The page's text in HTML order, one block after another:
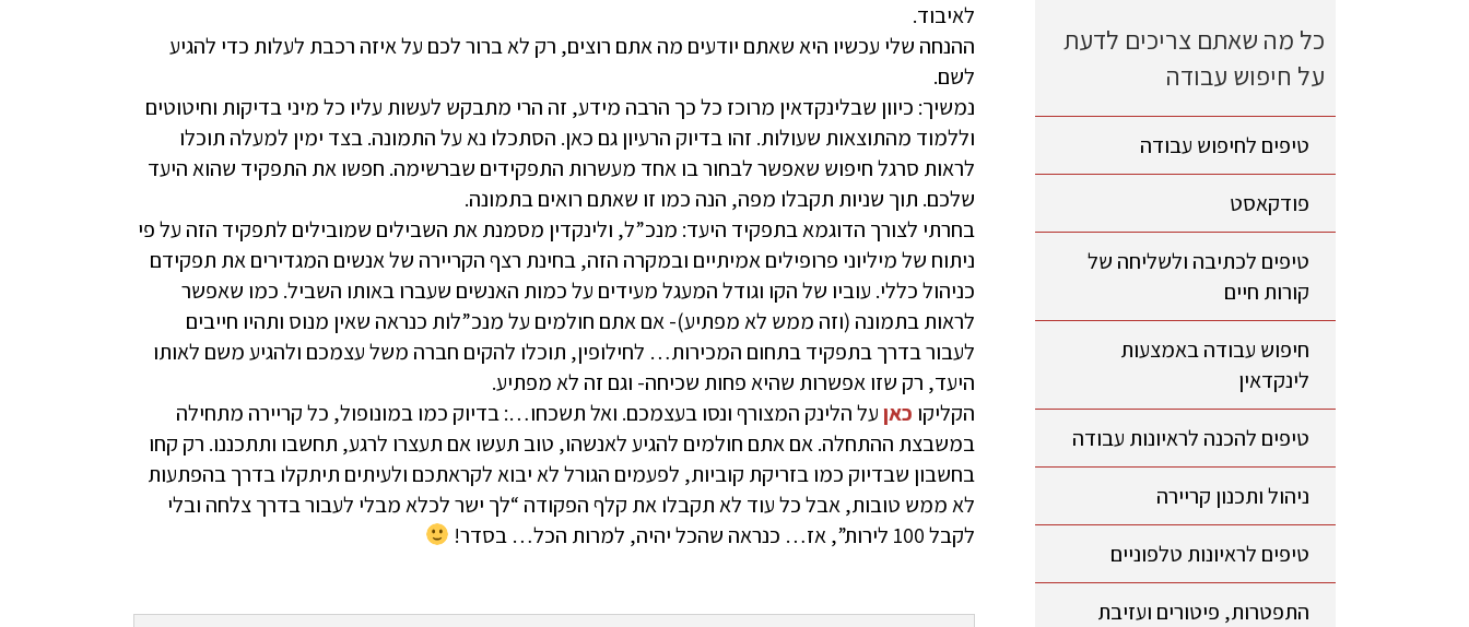
לאיבוד.
ההנחה שלי עכשיו היא שאתם יודעים מה אתם רוצים, רק לא ברור לכם על איזה רכבת לעלות כדי להגיע
לשם.
נמשיך: כיוון שבלינקדאין מרוכז כל כך הרבה מידע, זה הרי מתבקש לעשות עליו כל מיני בדיקות וחיטוטים
וללמוד מהתוצאות שעולות. זהו בדיוק הרעיון גם כאן. הסתכלו נא על התמונה. בצד ימין למעלה תוכלו
לראות סרגל חיפוש שאפשר לבחור בו אחד מעשרות התפקידים שברשימה. חפשו את התפקיד שהוא היעד
שלכם. תוך שניות תקבלו מפה, הנה כמו זו שאתם רואים בתמונה.
בחרתי לצורך הדוגמא בתפקיד היעד: מנכ”ל, ולינקדין מסמנת את השבילים שמובילים לתפקיד הזה על פי
ניתוח של מיליוני פרופילים אמיתיים ובמקרה הזה, בחינת רצף הקריירה של אנשים המגדירים את תפקידם
כניהול כללי. עוביו של הקו וגודל המעגל מעידים על כמות האנשים שעברו באותו השביל. כמו שאפשר
לראות בתמונה (וזה ממש לא מפתיע)- אם אתם חולמים על מנכ”לות כנראה שאין מנוס ותהיו חייבים
לעבור בדרך בתפקיד בתחום המכירות… לחילופין, תוכלו להקים חברה משל עצמכם ולהגיע משם לאותו
היעד, רק שזו אפשרות שהיא פחות שכיחה- וגם זה לא מפתיע.
הקליקו כאןעל הלינק המצורף ונסו בעצמכם. ואל תשכחו…: בדיוק כמו במונופול, כל קריירה מתחילה
במשבצת ההתחלה. אם אתם חולמים להגיע לאנשהו, טוב תעשו אם תעצרו לרגע, תחשבו ותתכננו. רק קחו
בחשבון שבדיוק כמו בזריקת קוביות, לפעמים הגורל לא יבוא לקראתכם ולעיתים תיתקלו בדרך בהפתעות
לא ממש טובות, אבל כל עוד לא תקבלו את קלף הפקודה “לך ישר לכלא מבלי לעבור בדרך צלחה ובלי
לקבל 100 לירות”, אז… כנראה שהכל יהיה, למרות הכל… בסדר!
כל מה שאתם צריכים לדעת
על חיפוש עבודה
טיפים לחיפוש עבודה
פודקאסט
טיפים לכתיבה ולשליחה של
קורות חיים
חיפוש עבודה באמצעות
לינקדאין
טיפים להכנה לראיונות עבודה
ניהול ותכנון קריירה
טיפים לראיונות טלפוניים
התפטרות, פיטורים ועזיבת